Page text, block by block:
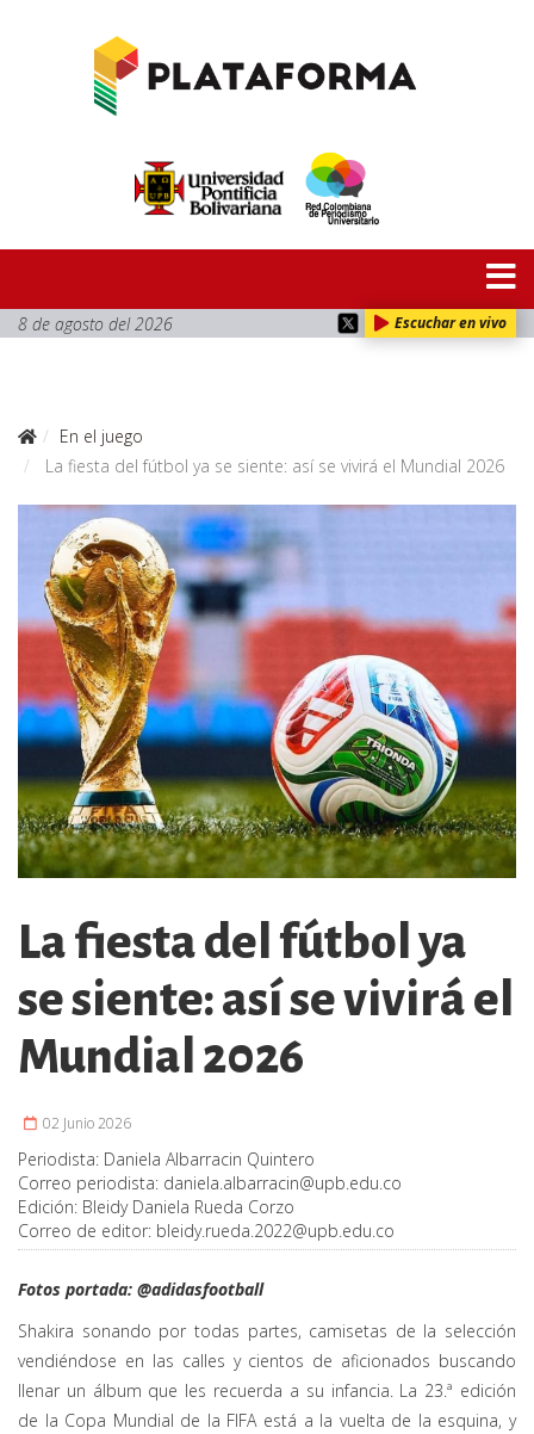
8 de agosto del 2026 Escuchar en vivo
En el juego
La fiesta del fútbol ya se siente: así se vivirá el Mundial 2026
La fiesta del fútbol ya
se siente: así se vivirá el
Mundial 2026
02 Junio 2026
Periodista: Daniela Albarracin Quintero
Correo periodista: daniela.albarracin@upb.edu.co
Edición: Bleidy Daniela Rueda Corzo
Correo de editor: bleidy.rueda.2022@upb.edu.co
Fotos portada: @adidasfootball
Shakira sonando por todas partes, camisetas de la selección
vendiéndose en las calles y cientos de aficionados buscando
llenar un álbum que les recuerda a su infancia. La 23.ª edición
de la Copa Mundial de la FIFA está a la vuelta de la esquina, y